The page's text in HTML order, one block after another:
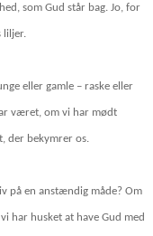
som Gud står bag. Jo, for
liljer.
eller gamle – raske eller
været, om vi har mødt
der bekymrer os.
på en anstændig måde? Om
har husket at have Gud med